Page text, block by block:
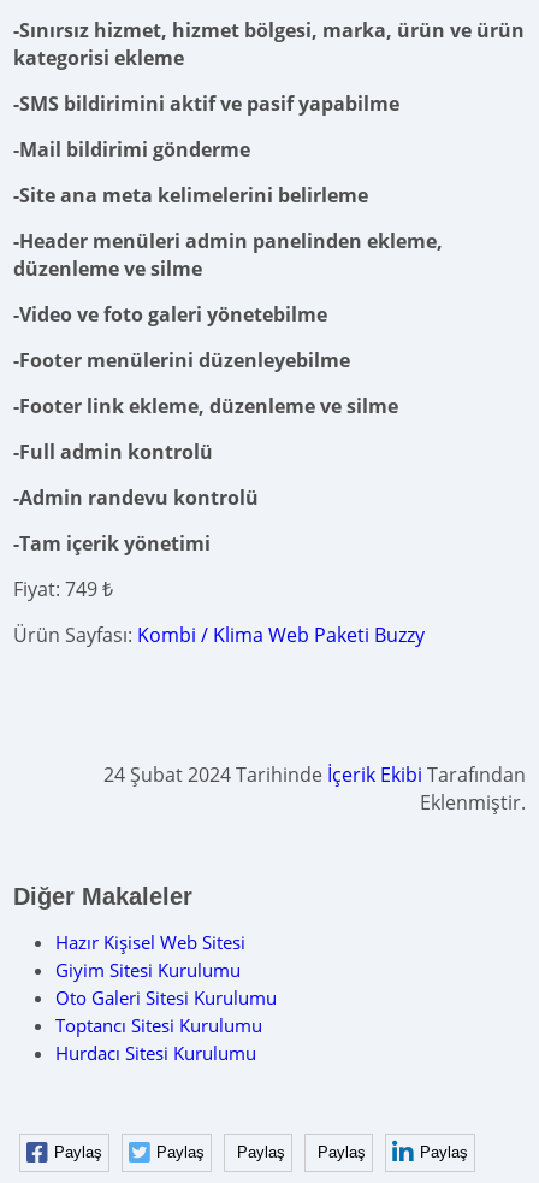
-Sınırsız hizmet, hizmet bölgesi, marka, ürün ve ürün
kategorisi ekleme
-SMS bildirimini aktif ve pasif yapabilme
-Mail bildirimi gönderme
-Site ana meta kelimelerini belirleme
-Header menüleri admin panelinden ekleme,
düzenleme ve silme
-Video ve foto galeri yönetebilme
-Footer menülerini düzenleyebilme
-Footer link ekleme, düzenleme ve silme
-Full admin kontrolü
-Admin randevu kontrolü
-Tam içerik yönetimi
Fiyat: 749 ₺
Ürün Sayfası: Kombi / Klima Web Paketi Buzzy
24 Şubat 2024 Tarihinde İçerik Ekibi Tarafından
Eklenmiştir.
Diğer Makaleler
Hazır Kişisel Web Sitesi
Giyim Sitesi Kurulumu
Oto Galeri Sitesi Kurulumu
Toptancı Sitesi Kurulumu
Hurdacı Sitesi Kurulumu
Paylaş Paylaş Paylaş Paylaş Paylaş